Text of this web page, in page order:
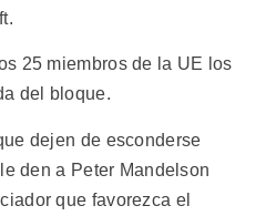
25 miembros de la UE los
del bloque.
dejen de esconderse
den a Peter Mandelson
que favorezca el